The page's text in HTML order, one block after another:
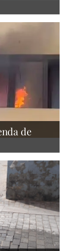
de